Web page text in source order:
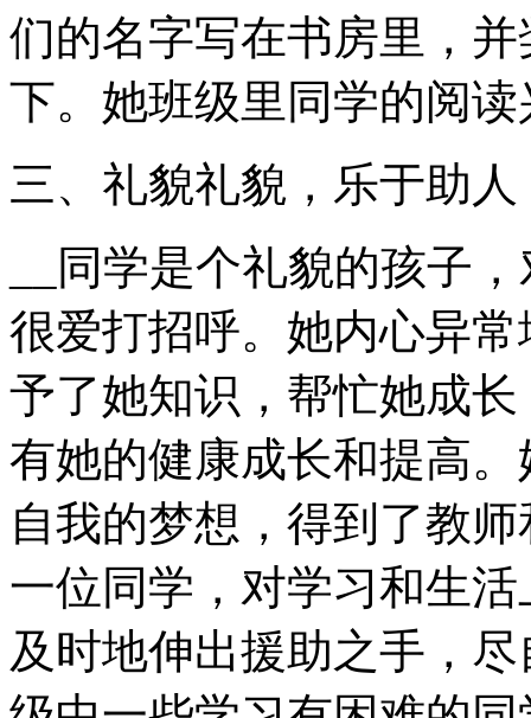
们的名字写在书房里，
下。她班级里同学的阅
三、礼貌礼貌，乐于助人
__同学是个礼貌的孩子
很爱打招呼。她内心异
予了她知识，帮忙她成
有她的健康成长和提高
自我的梦想，得到了教
一位同学，对学习和生
及时地伸出援助之手，